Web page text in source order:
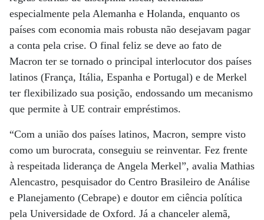
especialmente pela Alemanha e Holanda, enquanto os
países com economia mais robusta não desejavam pagar
a conta pela crise. O final feliz se deve ao fato de
Macron ter se tornado o principal interlocutor dos países
latinos (França, Itália, Espanha e Portugal) e de Merkel
ter flexibilizado sua posição, endossando um mecanismo
que permite à UE contrair empréstimos.
“Com a união dos países latinos, Macron, sempre visto
como um burocrata, conseguiu se reinventar. Fez frente
à respeitada liderança de Angela Merkel”, avalia Mathias
Alencastro, pesquisador do Centro Brasileiro de Análise
e Planejamento (Cebrape) e doutor em ciência política
pela Universidade de Oxford. Já a chanceler alemã,